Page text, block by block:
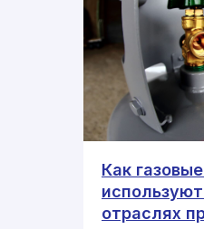
Как
отраслях